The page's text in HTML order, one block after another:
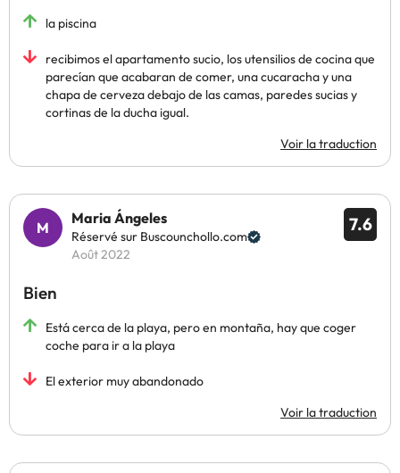
la piscina
recibimos el apartamento sucio, los utensilios de cocina que
parecían que acabaran de comer, una cucaracha y una
chapa de cerveza debajo de las camas, paredes sucias y
cortinas de la ducha igual.
Voir la traduction
7.6
Maria Ángeles
Réservé sur Buscounchollo.com
Août 2022
Bien
Está cerca de la playa, pero en montaña, hay que coger
coche para ir a la playa
El exterior muy abandonado
Voir la traduction